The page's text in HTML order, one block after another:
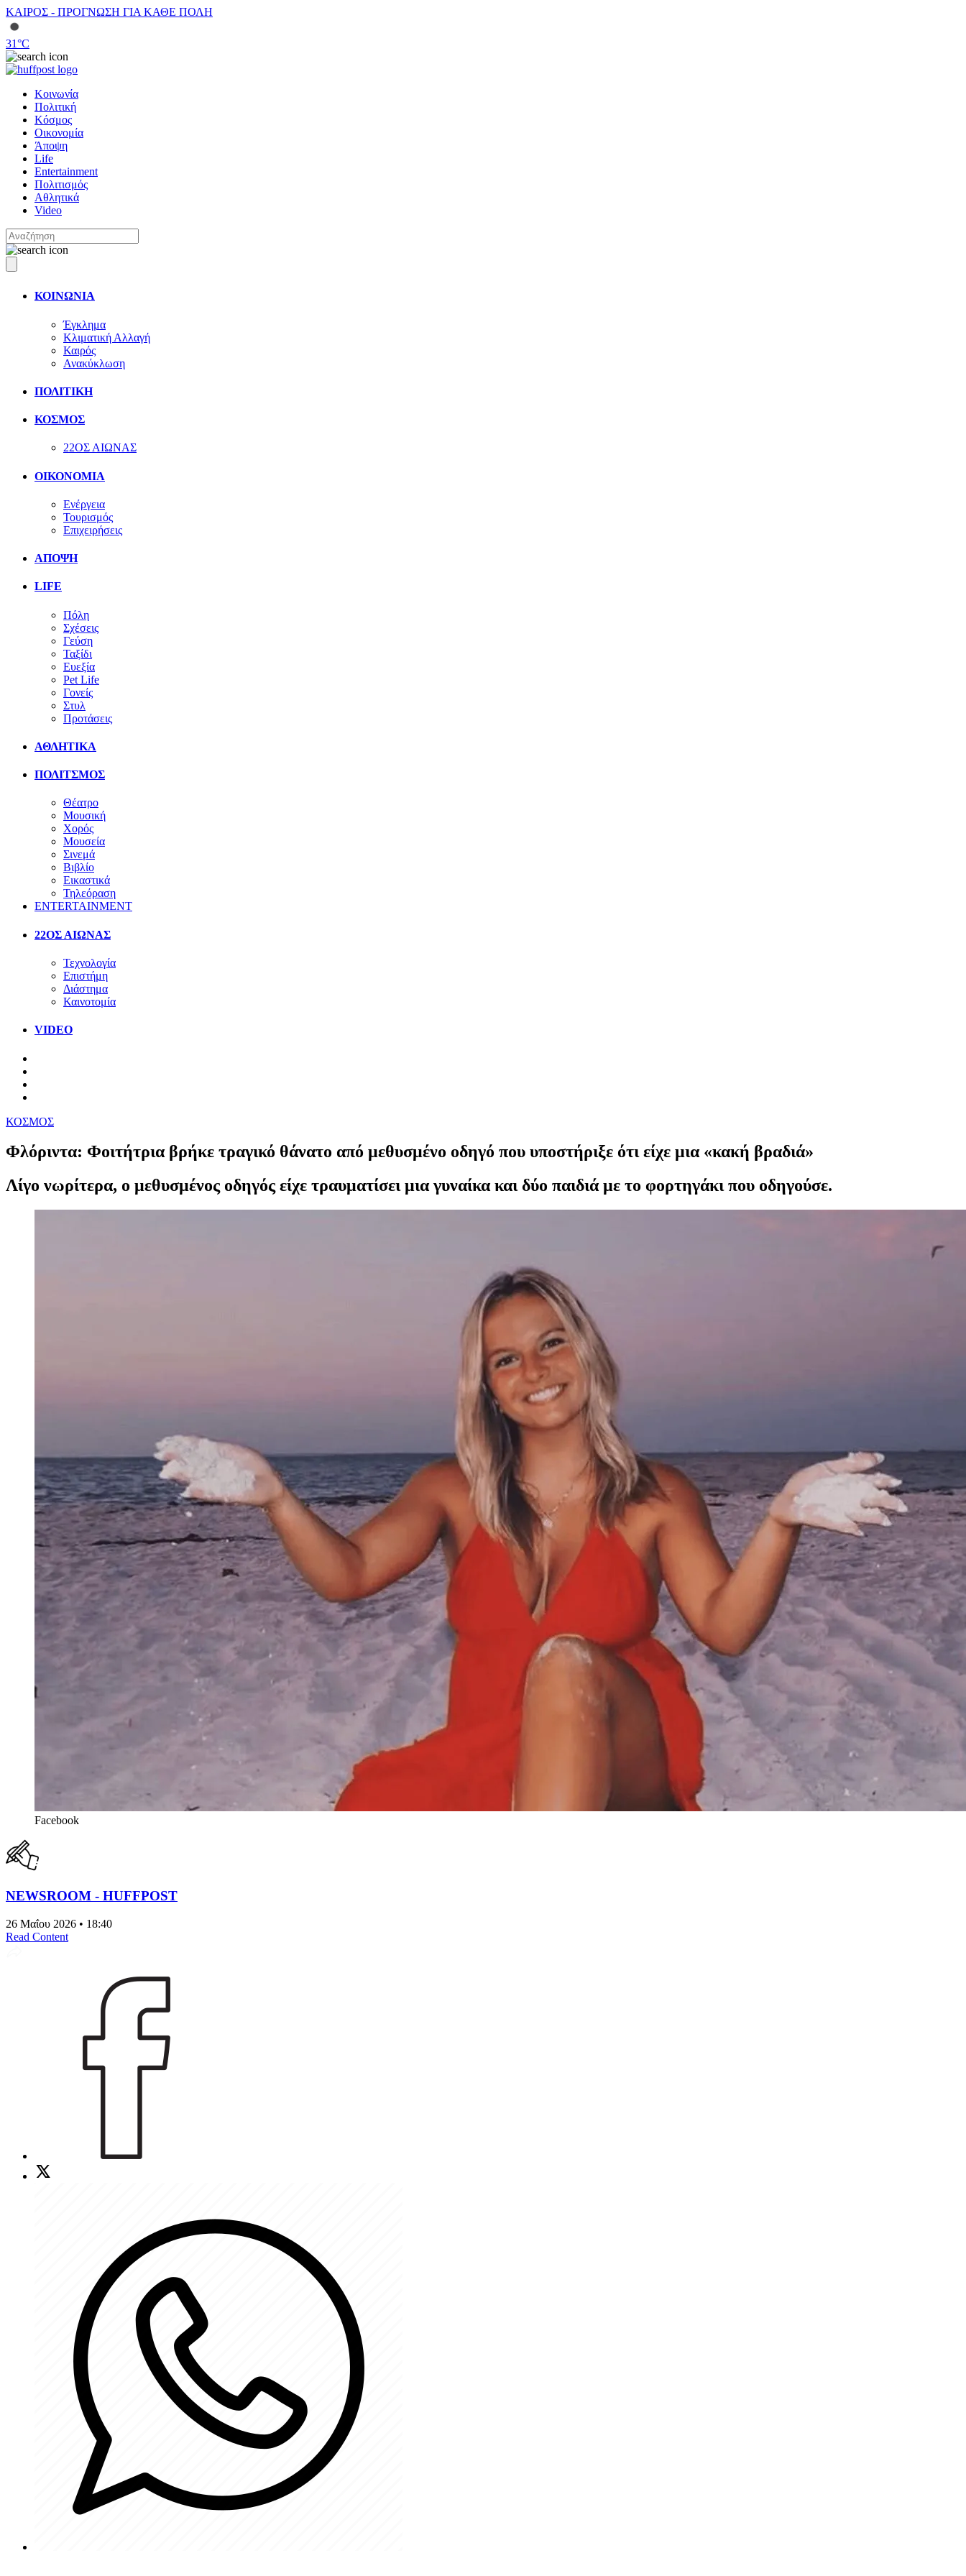
ΚΑΙΡΟΣ - ΠΡΟΓΝΩΣΗ ΓΙΑ ΚΑΘΕ ΠΟΛΗ
31°C
Κοινωνία
Πολιτική
Κόσμος
Οικονομία
Άποψη
Life
Entertainment
Πολιτισμός
Αθλητικά
Video
ΚΟΙΝΩΝΙΑ
Έγκλημα
Κλιματική Αλλαγή
Καιρός
Ανακύκλωση
ΠΟΛΙΤΙΚΗ
ΚΟΣΜΟΣ
22ΟΣ ΑΙΩΝΑΣ
ΟΙΚΟΝΟΜΙΑ
Ενέργεια
Τουρισμός
Επιχειρήσεις
ΑΠΟΨΗ
LIFE
Πόλη
Σχέσεις
Γεύση
Ταξίδι
Ευεξία
Pet Life
Γονείς
Στυλ
Προτάσεις
ΑΘΛΗΤΙΚΑ
ΠΟΛΙΤΣΜΟΣ
Θέατρο
Μουσική
Χορός
Μουσεία
Σινεμά
Βιβλίο
Εικαστικά
Τηλεόραση
ENTERTAINMENT
22ΟΣ ΑΙΩΝΑΣ
Τεχνολογία
Επιστήμη
Διάστημα
Καινοτομία
VIDEO
ΚΟΣΜΟΣ
Φλόριντα: Φοιτήτρια βρήκε τραγικό θάνατο από μεθυσμένο οδηγό που υποστήριξε ότι είχε μια «κακή βραδιά»
Λίγο νωρίτερα, ο μεθυσμένος οδηγός είχε τραυματίσει μια γυναίκα και δύο παιδιά με το φορτηγάκι που οδηγούσε.
Facebook
NEWSROOM - HUFFPOST
26 Μαΐου 2026 • 18:40
Read Content